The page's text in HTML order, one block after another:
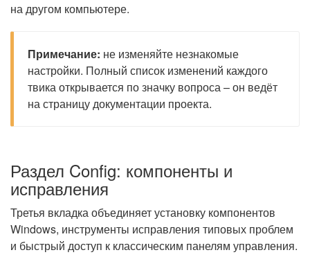
на другом компьютере.
Примечание: не изменяйте незнакомые
настройки. Полный список изменений каждого
твика открывается по значку вопроса – он ведёт
на страницу документации проекта.
Раздел Config: компоненты и
исправления
Третья вкладка объединяет установку компонентов
Windows, инструменты исправления типовых проблем
и быстрый доступ к классическим панелям управления.